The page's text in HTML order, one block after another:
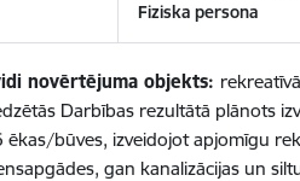
Fiziska persona
novērtējuma objekts:
Darbības rezultātā plānots
būves, izveidojot apjomīgu
gan kanalizācijas un